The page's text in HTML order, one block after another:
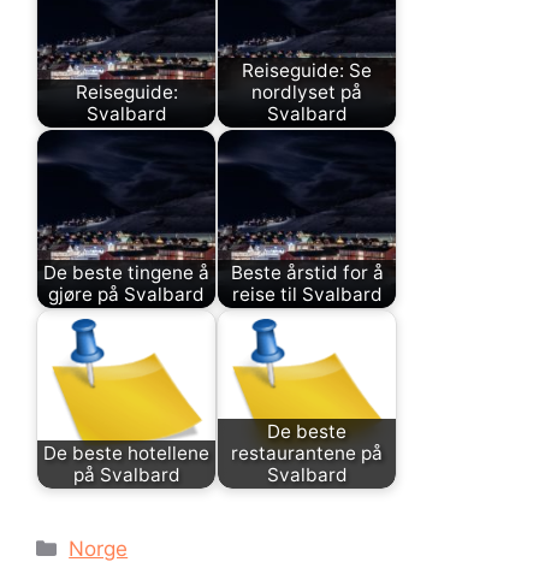
Reiseguide:
Svalbard
Reiseguide: Se
nordlyset på
Svalbard
De beste tingene å
gjøre på Svalbard
Beste årstid for å
reise til Svalbard
De beste hotellene
på Svalbard
De beste
restaurantene på
Svalbard
Kategorier
Norge